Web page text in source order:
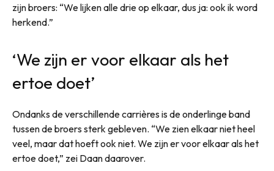
zijn broers: “We lijken alle drie op elkaar, dus ja: ook ik word
herkend.”
‘We zijn er voor elkaar als het
ertoe doet’
Ondanks de verschillende carrières is de onderlinge band
tussen de broers sterk gebleven. “We zien elkaar niet heel
veel, maar dat hoeft ook niet. We zijn er voor elkaar als het
ertoe doet,” zei Daan daarover.